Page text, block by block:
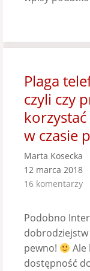
Plaga
czyli czy
w czasie
Marta Kosecka
12 marca 2018
16 komentarzy
Podobno
dobrodziejstw
pewno!
Ale
dostępność